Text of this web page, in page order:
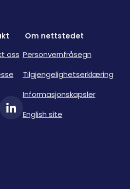
oss
Om nettstedet
Personvernfråsegn
Tilgjengelighetserklæring
Informasjonskapsler
English site